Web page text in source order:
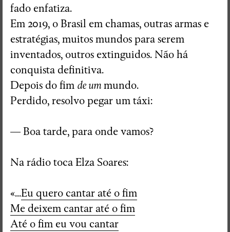
fado enfatiza.
Em 2019, o Brasil em chamas, outras armas e
estratégias, muitos mundos para serem
inventados, outros extinguidos. Não há
conquista definitiva.
Depois do fim de ummundo.
Perdido, resolvo pegar um táxi:
— Boa tarde, para onde vamos?
Na rádio toca Elza Soares:
«...Eu quero cantar até o fim
Me deixem cantar até o fim
Até o fim eu vou cantar